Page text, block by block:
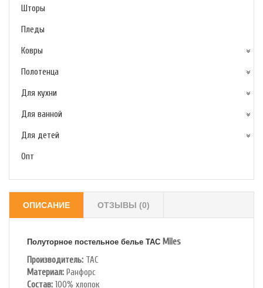
Шторы
Пледы
Ковры
Полотенца
Для кухни
Для ванной
Для детей
Опт
ОПИСАНИЕ ОТЗЫВЫ (0)
Полуторное постельное белье TAC Miles
Производитель: TAC
Материал: Ранфорс
Состав: 100% хлопок